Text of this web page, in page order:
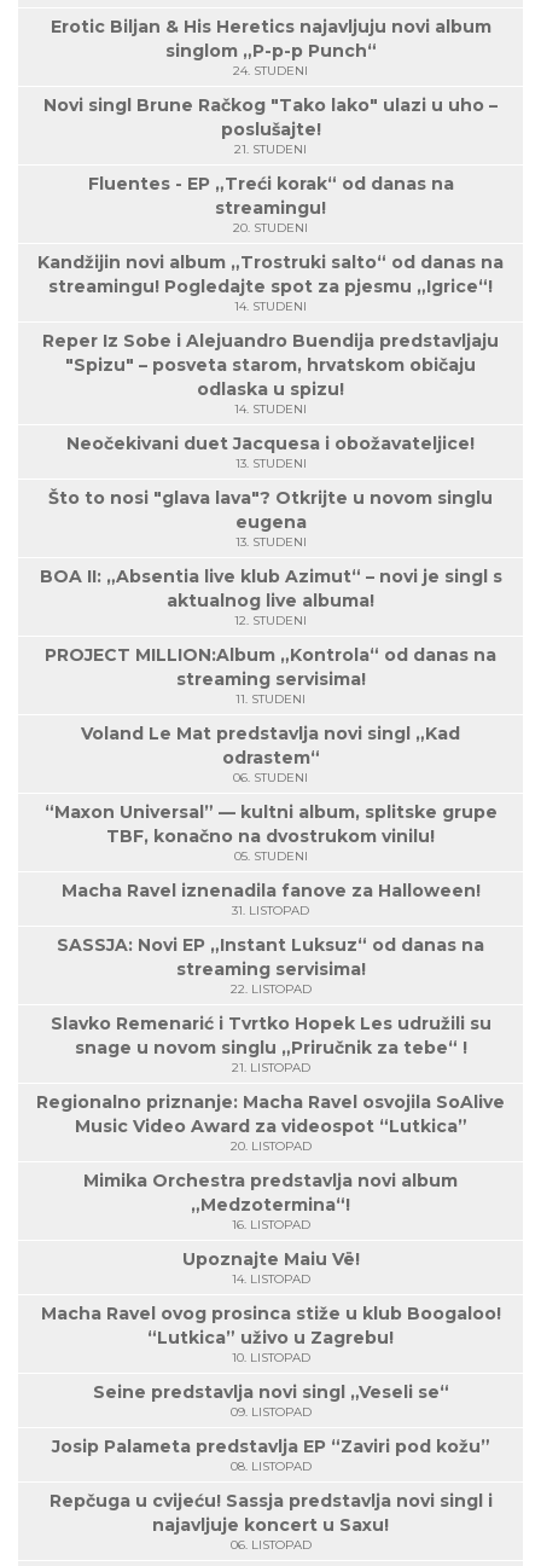
Erotic Biljan & His Heretics najavljuju novi album
singlom „P-p-p Punch“
24. STUDENI
Novi singl Brune Račkog "Tako lako" ulazi u uho –
poslušajte!
21. STUDENI
Fluentes - EP „Treći korak“ od danas na
streamingu!
20. STUDENI
Kandžijin novi album „Trostruki salto“ od danas na
streamingu! Pogledajte spot za pjesmu „Igrice“!
14. STUDENI
Reper Iz Sobe i Alejuandro Buendija predstavljaju
"Spizu" – posveta starom, hrvatskom običaju
odlaska u spizu!
14. STUDENI
Neočekivani duet Jacquesa i obožavateljice!
13. STUDENI
Što to nosi "glava lava"? Otkrijte u novom singlu
eugena
13. STUDENI
BOA II: „Absentia live klub Azimut“ – novi je singl s
aktualnog live albuma!
12. STUDENI
PROJECT MILLION:Album „Kontrola“ od danas na
streaming servisima!
11. STUDENI
Voland Le Mat predstavlja novi singl „Kad
odrastem“
06. STUDENI
“Maxon Universal” — kultni album, splitske grupe
TBF, konačno na dvostrukom vinilu!
05. STUDENI
Macha Ravel iznenadila fanove za Halloween!
31. LISTOPAD
SASSJA: Novi EP „Instant Luksuz“ od danas na
streaming servisima!
22. LISTOPAD
Slavko Remenarić i Tvrtko Hopek Les udružili su
snage u novom singlu „Priručnik za tebe“ !
21. LISTOPAD
Regionalno priznanje: Macha Ravel osvojila SoAlive
Music Video Award za videospot “Lutkica”
20. LISTOPAD
Mimika Orchestra predstavlja novi album
„Medzotermina“!
16. LISTOPAD
Upoznajte Maiu Vë!
14. LISTOPAD
Macha Ravel ovog prosinca stiže u klub Boogaloo!
“Lutkica” uživo u Zagrebu!
10. LISTOPAD
Seine predstavlja novi singl „Veseli se“
09. LISTOPAD
Josip Palameta predstavlja EP “Zaviri pod kožu”
08. LISTOPAD
Repčuga u cvijeću! Sassja predstavlja novi singl i
najavljuje koncert u Saxu!
06. LISTOPAD